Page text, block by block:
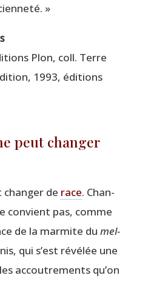
»
Plon, coll. Terre
1993, édi­tions
peut changer
de race. Chan­
convient pas, comme
de la mar­mite du mel­
qui s’est révé­lée une
accou­tre­ments qu’on